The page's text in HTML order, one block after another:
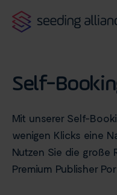
Self-
Mit unserer Self-
wenigen Klicks eine
Nutzen Sie die große
Premium Publisher